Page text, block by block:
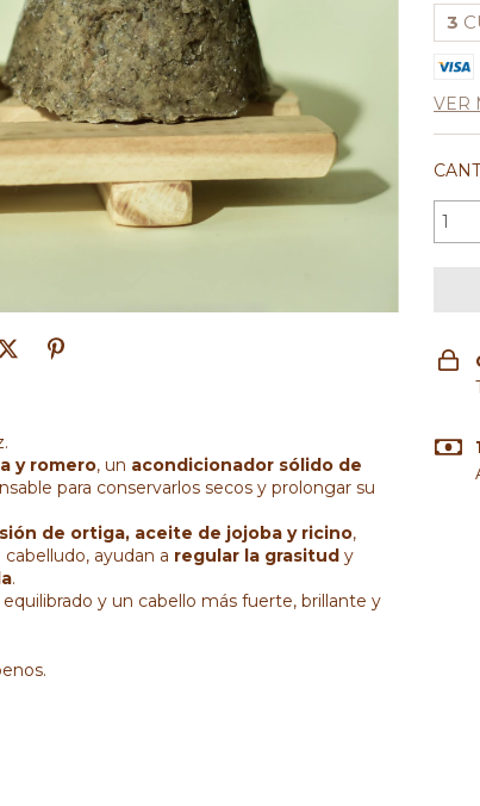
y romero, un acondicionador sólido de
para conservarlos secos y prolongar su
de ortiga, aceite de jojoba y ricino,
ayudan a regular la grasitud y
.
y un cabello más fuerte, brillante y
3
VER